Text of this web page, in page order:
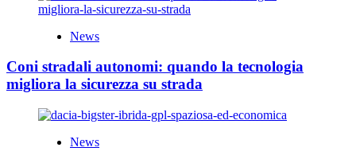
News
Coni stradali autonomi: quando la tecnologia
migliora la sicurezza su strada
News